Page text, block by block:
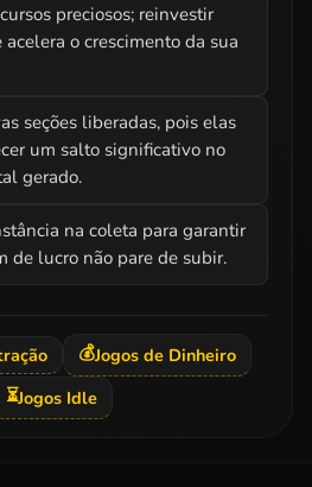
preciosos; reinvestir
o crescimento da sua
seções liberadas, pois elas
um salto significativo no
gerado.
na coleta para garantir
de lucro não pare de subir.
💰Jogos de Dinheiro
⏳Jogos Idle